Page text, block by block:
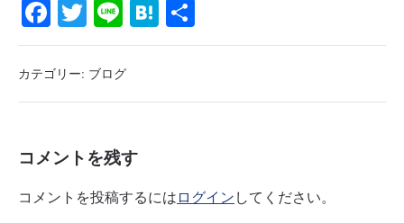
Fa
ce
bo
ok
T
wi
tte
r
Li
ne
H
at
a
有
カテゴリー: ブログ
コメントを残す
コメントを投稿するにはログインしてください。